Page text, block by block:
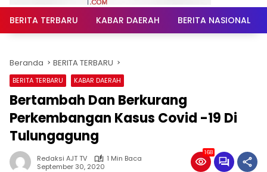
BERITA TERBARU KABAR DAERAH BERITA NASIONAL
Beranda BERITA TERBARU
BERITA TERBARU KABAR DAERAH
Bertambah Dan Berkurang
Perkembangan Kasus Covid -19 Di
Tulungagung
Redaksi AJT TV
1 Min Baca
September 30, 2020
168